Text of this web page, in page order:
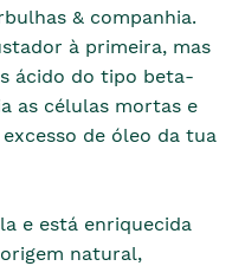
& companhia.
à primeira, mas
ácido do tipo beta-
as células mortas e
de óleo da tua
e está enriquecida
natural,